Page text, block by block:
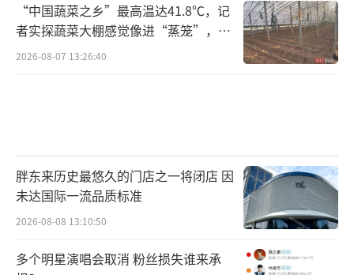
“中国蔬菜之乡”最高温达41.8℃，记
者实探蔬菜大棚感觉像进“蒸笼”，有
村民称只能凌晨两点起来干活
2026-08-07 13:26:40
胖东来历史最悠久的门店之一将闭店 因
未达国际一流品质标准
2026-08-08 13:10:50
多个明星演唱会取消 粉丝损失谁来承